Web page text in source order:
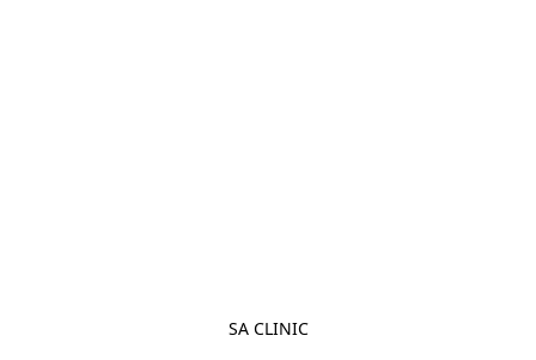
SA CLINIC